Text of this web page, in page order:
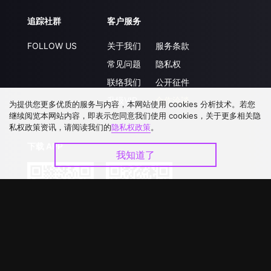
追踪社群
FOLLOW US
客户服务
关于我们
常见问题
联络我们
升级VIP
服务条款
隐私权
公开征件
合作洽談
下载 APP
为提供您更多优质的服务与内容，本网站使用 cookies 分析技术。若您
继续阅览本网站内容，即表示您同意我们使用 cookies，关于更多相关隐
私权政策资讯，请阅读我们的隐私权政策。
我知道了